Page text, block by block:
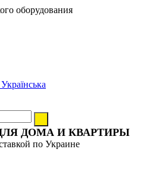
оборудования
Українська
ДОМА И КВАРТИРЫ
по Украине